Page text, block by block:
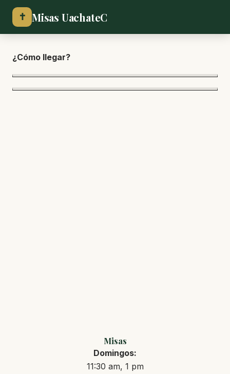
✝ Misas UachateC
¿Cómo llegar?
Misas
Domingos:
11:30 am, 1 pm